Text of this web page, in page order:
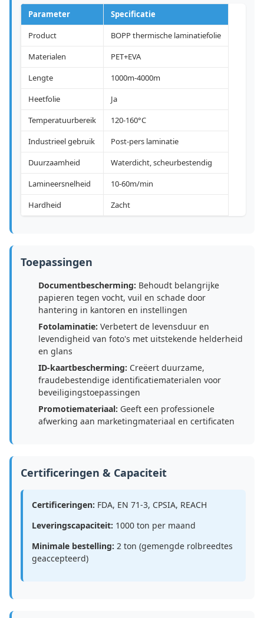
Parameter
Specificatie
Product
BOPP thermische laminatiefolie
Materialen
PET+EVA
Lengte
1000m-4000m
Heetfolie
Ja
Temperatuurbereik
120-160°C
Industrieel gebruik
Post-pers laminatie
Duurzaamheid
Waterdicht, scheurbestendig
Lamineersnelheid
10-60m/min
Hardheid
Zacht
Toepassingen
Documentbescherming: Behoudt belangrijke
papieren tegen vocht, vuil en schade door
hantering in kantoren en instellingen
Fotolaminatie: Verbetert de levensduur en
levendigheid van foto's met uitstekende helderheid
en glans
ID-kaartbescherming: Creëert duurzame,
fraudebestendige identificatiematerialen voor
beveiligingstoepassingen
Promotiemateriaal: Geeft een professionele
afwerking aan marketingmateriaal en certificaten
Certificeringen & Capaciteit
Certificeringen: FDA, EN 71-3, CPSIA, REACH
Leveringscapaciteit: 1000 ton per maand
Minimale bestelling: 2 ton (gemengde rolbreedtes
geaccepteerd)